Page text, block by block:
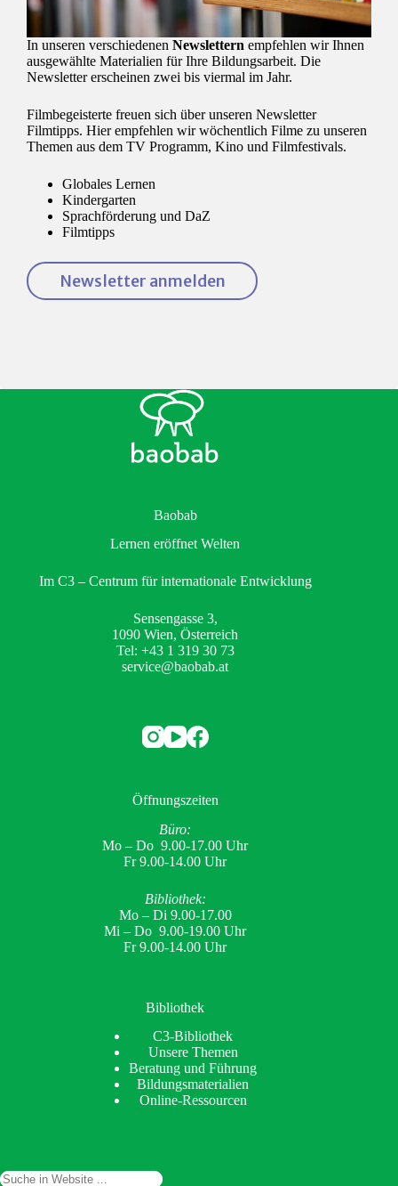
In unseren verschiedenen Newslettern empfehlen wir Ihnen
ausgewählte Materialien für Ihre Bildungsarbeit. Die
Newsletter erscheinen zwei bis viermal im Jahr.
Filmbegeisterte freuen sich über unseren Newsletter
Filmtipps. Hier empfehlen wir wöchentlich Filme zu unseren
Themen aus dem TV Programm, Kino und Filmfestivals.
Globales Lernen
Kindergarten
Sprachförderung und DaZ
Filmtipps
Newsletter anmelden
Baobab
Lernen eröffnet Welten
Im C3 – Centrum für internationale Entwicklung
Sensengasse 3,
1090 Wien, Österreich
Tel: +43 1 319 30 73
service@baobab.at
Öffnungszeiten
Büro:
Mo – Do 9.00-17.00 Uhr
Fr 9.00-14.00 Uhr
Bibliothek:
Mo – Di 9.00-17.00
Mi – Do 9.00-19.00 Uhr
Fr 9.00-14.00 Uhr
Bibliothek
C3-Bibliothek
Unsere Themen
Beratung und Führung
Bildungsmaterialien
Online-Ressourcen
Suchen